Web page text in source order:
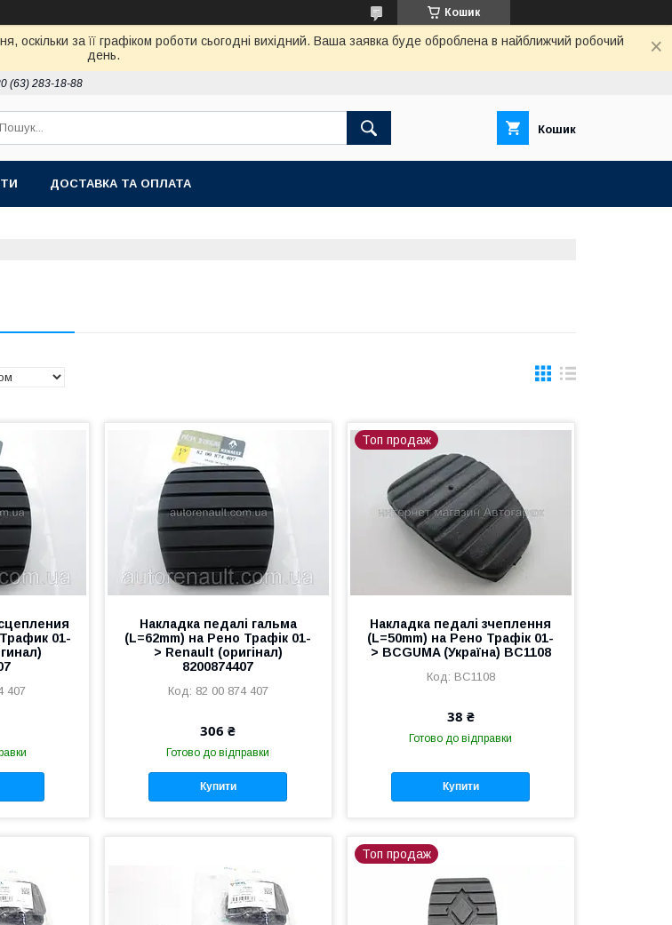
Кошик
за її графіком роботи сьогодні вихідний. Ваша заявка буде оброблена в найближчий робочий
день.
(63) 283-18-88
Кошик
ДОСТАВКА ТА ОПЛАТА
01-
407
Накладка педалі гальма
(L=62mm) на Рено Трафік 01-
> Renault (оригінал)
8200874407
82 00 874 407
306 ₴
Готово до відправки
Купити
Топ продаж
Накладка педалі зчеплення
(L=50mm) на Рено Трафік 01-
> BCGUMA (Україна) BC1108
BC1108
38 ₴
Готово до відправки
Купити
Топ продаж